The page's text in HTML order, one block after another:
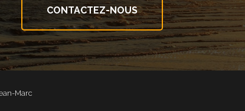
CONTACTEZ-NOUS
Marc